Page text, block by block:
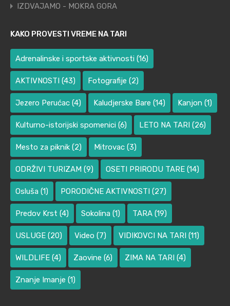
IZDVAJAMO - MOKRA GORA
KAKO PROVESTI VREME NA TARI
Adrenalinske i sportske aktivnosti (16)
AKTIVNOSTI (43) Fotografije (2)
Jezero Perućac (4) Kaludjerske Bare (14) Kanjon (1)
Kulturno-istorijski spomenici (6) LETO NA TARI (26)
Mesto za piknik (2) Mitrovac (3)
ODRŽIVI TURIZAM (9) OSETI PRIRODU TARE (14)
Osluša (1) PORODIČNE AKTIVNOSTI (27)
Predov Krst (4) Sokolina (1) TARA (19)
USLUGE (20) Video (7) VIDIKOVCI NA TARI (11)
WILDLIFE (4) Zaovine (6) ZIMA NA TARI (4)
Znanje Imanje (1)